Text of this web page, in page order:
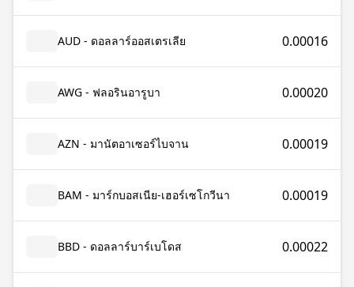
AUD - ดอลลาร์ออสเตรเลีย 0.00016
AWG - ฟลอรินอารูบา 0.00020
AZN - มานัตอาเซอร์ไบจาน 0.00019
BAM - มาร์กบอสเนีย-เฮอร์เซโกวีนา 0.00019
BBD - ดอลลาร์บาร์เบโดส 0.00022